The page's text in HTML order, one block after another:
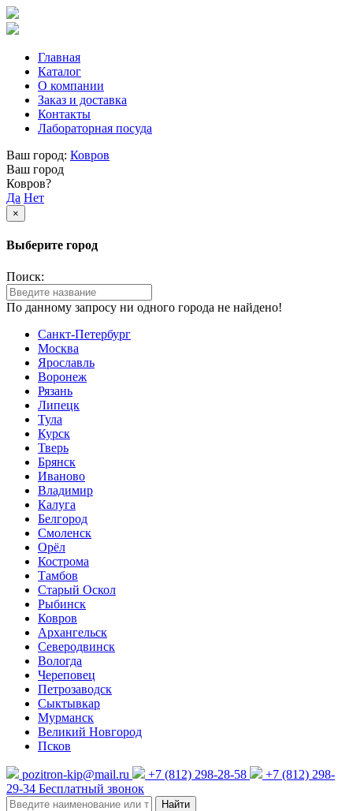
Главная
Каталог
О компании
Заказ и доставка
Контакты
Лабораторная посуда
Ваш город: Ковров
Ваш город
Ковров?
Да Нет
×
Выберите город
Поиск:
По данному запросу ни одного города не найдено!
Санкт-Петербург
Москва
Ярославль
Воронеж
Рязань
Липецк
Тула
Курск
Тверь
Брянск
Иваново
Владимир
Калуга
Белгород
Смоленск
Орёл
Кострома
Тамбов
Старый Оскол
Рыбинск
Ковров
Архангельск
Северодвинск
Вологда
Череповец
Петрозаводск
Сыктывкар
Мурманск
Великий Новгород
Псков
pozitron-kip@mail.ru +7 (812) 298-28-58
+7 (812) 298-
29-34 Бесплатный звонок
Найти